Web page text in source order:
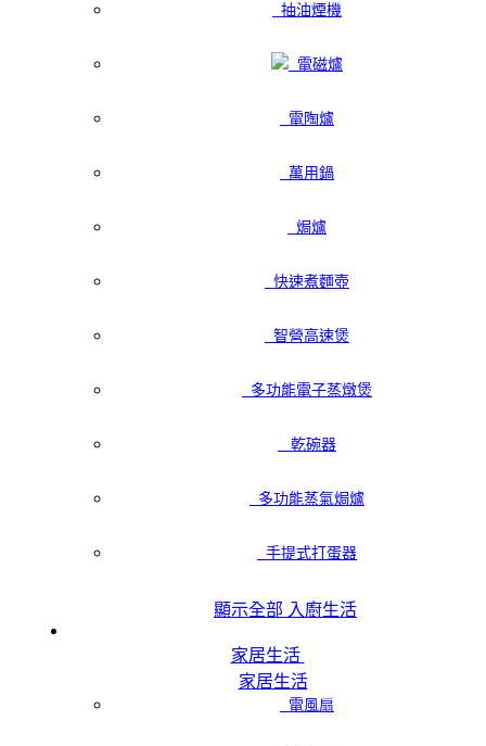
抽油煙機
電磁爐
電陶爐
萬用鍋
焗爐
快速煮麵壺
智營高速煲
多功能電子蒸燉煲
乾碗器
多功能蒸氣焗爐
手提式打蛋器
顯示全部 入廚生活
家居生活
家居生活
電風扇